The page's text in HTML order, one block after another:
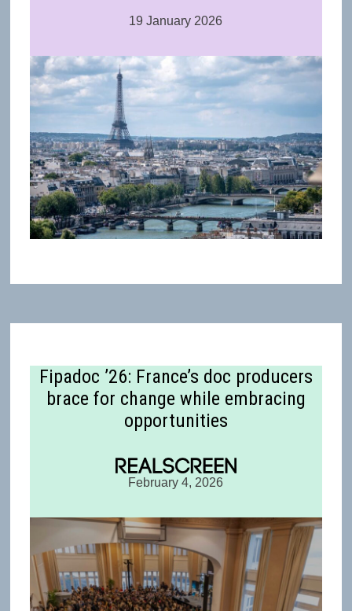
19 January 2026
Fipadoc ’26: France’s doc producers
brace for change while embracing
opportunities
February 4, 2026